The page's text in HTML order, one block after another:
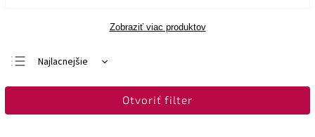
Zobraziť viac produktov
Najlacnejšie
Najdrahšie
Otvoriť filter